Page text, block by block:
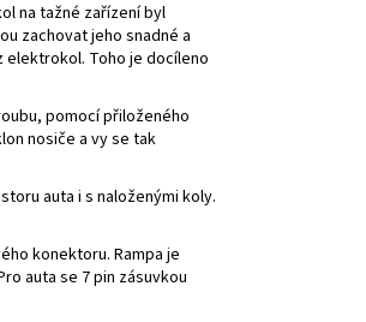
na tažné zařízení byl
zachovat jeho snadné a
Toho je docíleno
pomocí přiloženého
nosiče a vy se tak
auta i s naloženými koly.
konektoru. Rampa je
auta se 7 pin zásuvkou